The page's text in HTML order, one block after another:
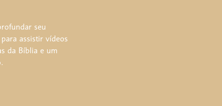
seu
assistir vídeos
da Bíblia e um